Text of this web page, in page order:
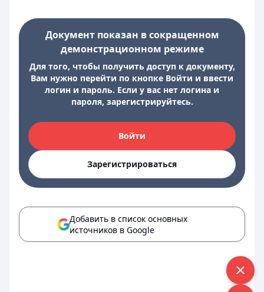
Документ показан в сокращенном
демонстрационном режиме
Для того, чтобы получить доступ к документу,
Вам нужно перейти по кнопке Войти и ввести
логин и пароль. Если у вас нет логина и
пароля, зарегистрируйтесь.
Войти
Зарегистрироваться
Добавить в список основных
источников в Google